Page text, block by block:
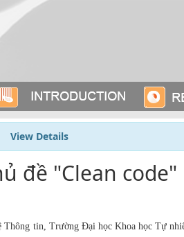
View Details
đề "Clean code"
Thông tin, Trường Đại học Khoa học Tự